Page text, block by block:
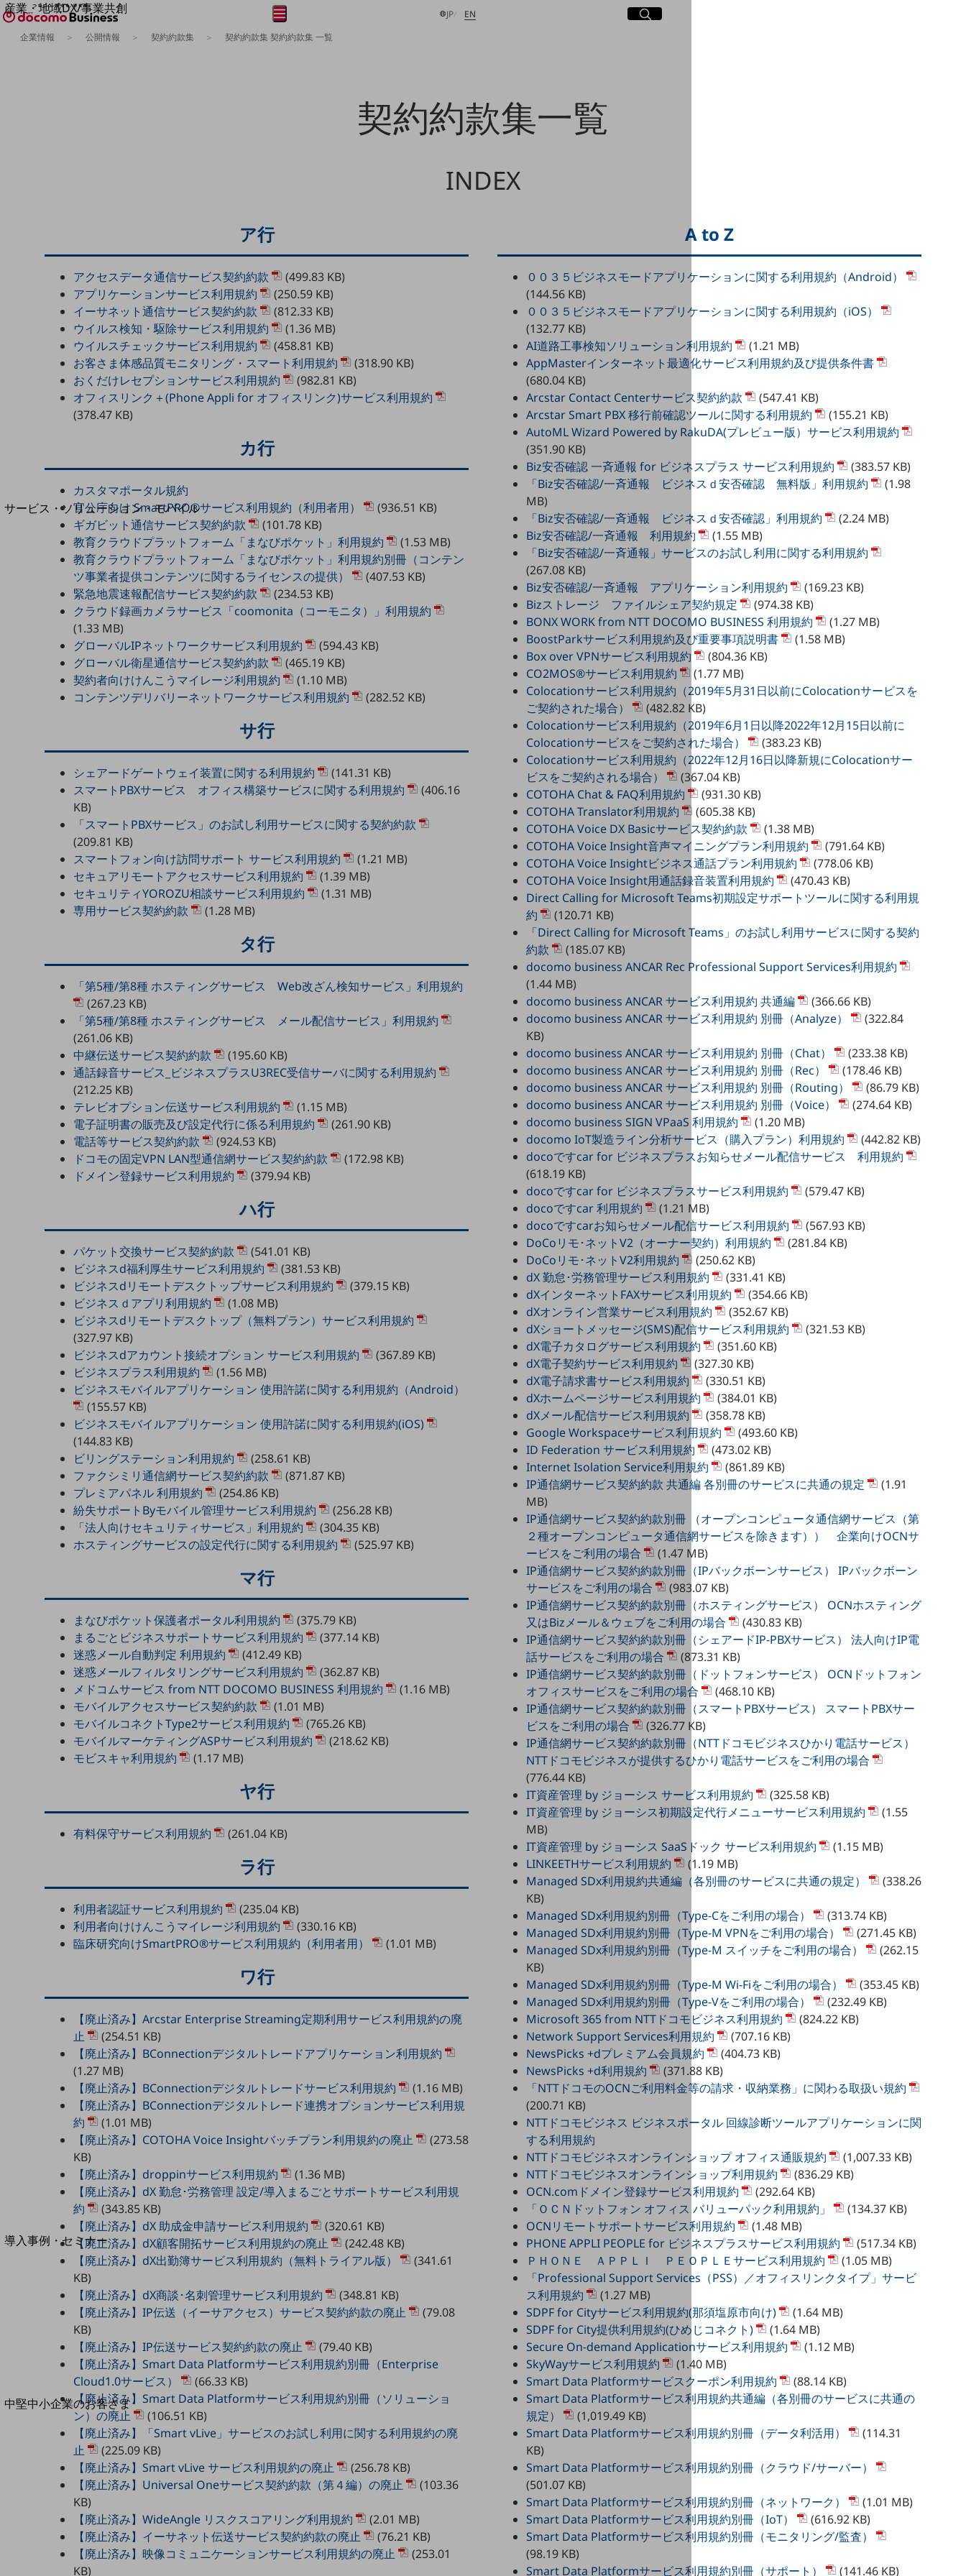
産業・地域DX/事業共創
OPEN HUB for Plural Futures
Smart Worksite
生成AI(Generative AI)
地域の取り組み
地域社会を支える皆さまと地域課題の解決や
地域経済のさらなる活性化に取り組みます
自治体・地域社会との共創
LGPF(Local Government Platform)
サービス・ソリューション・モバイル
サービス・ソリューションTOP
DXに関する課題を解決する
サービス・ソリューションをご紹介
カテゴリーで探す
カテゴリーで探すTOP
ネットワーク・モバイル
クラウド・データセンター
電話・映像コミュニケーション
業務支援・マーケティング
課題・ニーズで探す
課題・ニーズで探すTOP
マーケティング
地域共創・地方創生
セキュリティ対策
顧客体験（CX）改善
自動化・省電化
キーワードで探す
モバイルTOP
法人向けスマホ・携帯に関する、
おすすめの機種、料金やサービスをご紹介
タフネススマートフォン
データ通信製品
ドコモケータイ
5G対応ホームルーター
通信モジュール製品
IOT完了済みメーカーブランド製品
ドコモBiz データ無制限 ドコモ MAX ドコモ mini ドコモBiz かけ放題
IoT向け回線料金
home5Gプラン
運用保守・故障紛失サポート
回線・ネットワーク
別ウィンドウで開きます
サービスをご利用中のお客さま
導入事例・セミナー
導入事例TOP
最新の導入事例や注目の導入事例をご紹介します
開催・出展する各種セミナー、イベント情報をご紹介します
別ウィンドウで開きます
中堅中小企業のお客さま
NTTドコモビジネスウォッチ
ビジネスお役立ち情報
旬な話題やお役立ち資料などDXの課題を
解決するヒントをお届けする記事サイト
お役立ち資料ダウンロード
トレンド記事特集
中堅中小企業向け
サービス・ソリューション
JP日本語
ENEnglish サイト内検索
開く
メニュー
開く
検索する
企業情報 公開情報 契約約款集 契約約款集 契約約款集 一覧
契約約款集一覧
INDEX
ア行
アクセスデータ通信サービス契約約款
(499.83 KB)
アプリケーションサービス利用規約
(250.59 KB)
イーサネット通信サービス契約約款
(812.33 KB)
ウイルス検知・駆除サービス利用規約
(1.36 MB)
ウイルスチェックサービス利用規約
(458.81 KB)
お客さま体感品質モニタリング・スマート利用規約
(318.90 KB)
おくだけレセプションサービス利用規約
(982.81 KB)
オフィスリンク＋(Phone Appli for オフィスリンク)サービス利用規約
(378.47 KB)
カ行
カスタマポータル規約
官公庁向け SmartPRO®サービス利用規約（利用者用）
(936.51 KB)
ギガビット通信サービス契約約款
(101.78 KB)
教育クラウドプラットフォーム「まなびポケット」利用規約
(1.53 MB)
教育クラウドプラットフォーム「まなびポケット」利用規約別冊（コンテン
ツ事業者提供コンテンツに関するライセンスの提供）
(407.53 KB)
緊急地震速報配信サービス契約約款
(234.53 KB)
クラウド録画カメラサービス「coomonita（コーモニタ）」利用規約
(1.33 MB)
グローバルIPネットワークサービス利用規約
(594.43 KB)
グローバル衛星通信サービス契約約款
(465.19 KB)
契約者向けけんこうマイレージ利用規約
(1.10 MB)
コンテンツデリバリーネットワークサービス利用規約
(282.52 KB)
サ行
シェアードゲートウェイ装置に関する利用規約
(141.31 KB)
スマートPBXサービス オフィス構築サービスに関する利用規約
(406.16
KB)
「スマートPBXサービス」のお試し利用サービスに関する契約約款
(209.81 KB)
スマートフォン向け訪問サポート サービス利用規約
(1.21 MB)
セキュアリモートアクセスサービス利用規約
(1.39 MB)
セキュリティYOROZU相談サービス利用規約
(1.31 MB)
専用サービス契約約款
(1.28 MB)
タ行
「第5種/第8種 ホスティングサービス Web改ざん検知サービス」利用規約
(267.23 KB)
「第5種/第8種 ホスティングサービス メール配信サービス」利用規約
(261.06 KB)
中継伝送サービス契約約款
(195.60 KB)
通話録音サービス_ビジネスプラスU3REC受信サーバに関する利用規約
(212.25 KB)
テレビオプション伝送サービス利用規約
(1.15 MB)
電子証明書の販売及び設定代行に係る利用規約
(261.90 KB)
電話等サービス契約約款
(924.53 KB)
ドコモの固定VPN LAN型通信網サービス契約約款
(172.98 KB)
ドメイン登録サービス利用規約
(379.94 KB)
ハ行
パケット交換サービス契約約款
(541.01 KB)
ビジネスd福利厚生サービス利用規約
(381.53 KB)
ビジネスdリモートデスクトップサービス利用規約
(379.15 KB)
ビジネスｄアプリ利用規約
(1.08 MB)
ビジネスdリモートデスクトップ（無料プラン）サービス利用規約
(327.97 KB)
ビジネスdアカウント接続オプション サービス利用規約
(367.89 KB)
ビジネスプラス利用規約
(1.56 MB)
ビジネスモバイルアプリケーション 使用許諾に関する利用規約（Android）
(155.57 KB)
ビジネスモバイルアプリケーション 使用許諾に関する利用規約(iOS)
(144.83 KB)
ビリングステーション利用規約
(258.61 KB)
ファクシミリ通信網サービス契約約款
(871.87 KB)
プレミアパネル 利用規約
(254.86 KB)
紛失サポートByモバイル管理サービス利用規約
(256.28 KB)
「法人向けセキュリティサービス」利用規約
(304.35 KB)
ホスティングサービスの設定代行に関する利用規約
(525.97 KB)
マ行
まなびポケット保護者ポータル利用規約
(375.79 KB)
まるごとビジネスサポートサービス利用規約
(377.14 KB)
迷惑メール自動判定 利用規約
(412.49 KB)
迷惑メールフィルタリングサービス利用規約
(362.87 KB)
メドコムサービス from NTT DOCOMO BUSINESS 利用規約
(1.16 MB)
モバイルアクセスサービス契約約款
(1.01 MB)
モバイルコネクトType2サービス利用規約
(765.26 KB)
モバイルマーケティングASPサービス利用規約
(218.62 KB)
モビスキャ利用規約
(1.17 MB)
ヤ行
有料保守サービス利用規約 (261.04 KB)
ラ行
利用者認証サービス利用規約
(235.04 KB)
利用者向けけんこうマイレージ利用規約
(330.16 KB)
臨床研究向けSmartPRO®サービス利用規約（利用者用）
(1.01 MB)
ワ行
【廃止済み】Arcstar Enterprise Streaming定期利用サービス利用規約の廃
止
(254.51 KB)
【廃止済み】BConnectionデジタルトレードアプリケーション利用規約
(1.27 MB)
【廃止済み】BConnectionデジタルトレードサービス利用規約
(1.16 MB)
【廃止済み】BConnectionデジタルトレード連携オプションサービス利用規
約
(1.01 MB)
【廃止済み】COTOHA Voice Insightバッチプラン利用規約の廃止
(273.58
KB)
【廃止済み】droppinサービス利用規約
(1.36 MB)
【廃止済み】dX 勤怠･労務管理 設定/導入まるごとサポートサービス利用規
約
(343.85 KB)
【廃止済み】dX 助成金申請サービス利用規約
(320.61 KB)
【廃止済み】dX顧客開拓サービス利用規約の廃止
(242.48 KB)
【廃止済み】dX出勤簿サービス利用規約（無料トライアル版）
(341.61
KB)
【廃止済み】dX商談･名刺管理サービス利用規約
(348.81 KB)
【廃止済み】IP伝送（イーサアクセス）サービス契約約款の廃止
(79.08
KB)
【廃止済み】IP伝送サービス契約約款の廃止
(79.40 KB)
【廃止済み】Smart Data Platformサービス利用規約別冊（Enterprise
Cloud1.0サービス）
(66.33 KB)
【廃止済み】Smart Data Platformサービス利用規約別冊（ソリューショ
ン）の廃止
(106.51 KB)
【廃止済み】「Smart vLive」サービスのお試し利用に関する利用規約の廃
止
(225.09 KB)
【廃止済み】Smart vLive サービス利用規約の廃止
(256.78 KB)
【廃止済み】Universal Oneサービス契約約款（第４編）の廃止
(103.36
KB)
【廃止済み】WideAngle リスクスコアリング利用規約
(2.01 MB)
【廃止済み】イーサネット伝送サービス契約約款の廃止
(76.21 KB)
【廃止済み】映像コミュニケーションサービス利用規約の廃止
(253.01
KB)
A to Z
００３５ビジネスモードアプリケーションに関する利用規約（Android）
(144.56 KB)
００３５ビジネスモードアプリケーションに関する利用規約（iOS）
(132.77 KB)
AI道路工事検知ソリューション利用規約
(1.21 MB)
AppMasterインターネット最適化サービス利用規約及び提供条件書
(680.04 KB)
Arcstar Contact Centerサービス契約約款
(547.41 KB)
Arcstar Smart PBX 移行前確認ツールに関する利用規約
(155.21 KB)
AutoML Wizard Powered by RakuDA(プレビュー版）サービス利用規約
(351.90 KB)
Biz安否確認 一斉通報 for ビジネスプラス サービス利用規約
(383.57 KB)
「Biz安否確認/一斉通報 ビジネスｄ安否確認 無料版」利用規約
(1.98
MB)
「Biz安否確認/一斉通報 ビジネスｄ安否確認」利用規約
(2.24 MB)
Biz安否確認/一斉通報 利用規約
(1.55 MB)
「Biz安否確認/一斉通報」サービスのお試し利用に関する利用規約
(267.08 KB)
Biz安否確認/一斉通報 アプリケーション利用規約
(169.23 KB)
Bizストレージ ファイルシェア契約規定
(974.38 KB)
BONX WORK from NTT DOCOMO BUSINESS 利用規約
(1.27 MB)
BoostParkサービス利用規約及び重要事項説明書
(1.58 MB)
Box over VPNサービス利用規約
(804.36 KB)
CO2MOS®サービス利用規約
(1.77 MB)
Colocationサービス利用規約（2019年5月31日以前にColocationサービスを
ご契約された場合）
(482.82 KB)
Colocationサービス利用規約（2019年6月1日以降2022年12月15日以前に
Colocationサービスをご契約された場合）
(383.23 KB)
Colocationサービス利用規約（2022年12月16日以降新規にColocationサー
ビスをご契約される場合）
(367.04 KB)
COTOHA Chat & FAQ利用規約
(931.30 KB)
COTOHA Translator利用規約
(605.38 KB)
COTOHA Voice DX Basicサービス契約約款
(1.38 MB)
COTOHA Voice Insight音声マイニングプラン利用規約
(791.64 KB)
COTOHA Voice Insightビジネス通話プラン利用規約
(778.06 KB)
COTOHA Voice Insight用通話録音装置利用規約
(470.43 KB)
Direct Calling for Microsoft Teams初期設定サポートツールに関する利用規
約
(120.71 KB)
「Direct Calling for Microsoft Teams」のお試し利用サービスに関する契約
約款
(185.07 KB)
docomo business ANCAR Rec Professional Support Services利用規約
(1.44 MB)
docomo business ANCAR サービス利用規約 共通編
(366.66 KB)
docomo business ANCAR サービス利用規約 別冊（Analyze）
(322.84
KB)
docomo business ANCAR サービス利用規約 別冊（Chat）
(233.38 KB)
docomo business ANCAR サービス利用規約 別冊（Rec）
(178.46 KB)
docomo business ANCAR サービス利用規約 別冊（Routing）
(86.79 KB)
docomo business ANCAR サービス利用規約 別冊（Voice）
(274.64 KB)
docomo business SIGN VPaaS 利用規約
(1.20 MB)
docomo IoT製造ライン分析サービス（購入プラン）利用規約
(442.82 KB)
docoですcar for ビジネスプラスお知らせメール配信サービス 利用規約
(618.19 KB)
docoですcar for ビジネスプラスサービス利用規約
(579.47 KB)
docoですcar 利用規約
(1.21 MB)
docoですcarお知らせメール配信サービス利用規約
(567.93 KB)
DoCoリモ･ネットV2（オーナー契約）利用規約
(281.84 KB)
DoCoリモ･ネットV2利用規約
(250.62 KB)
dX 勤怠･労務管理サービス利用規約
(331.41 KB)
dXインターネットFAXサービス利用規約
(354.66 KB)
dXオンライン営業サービス利用規約
(352.67 KB)
dXショートメッセージ(SMS)配信サービス利用規約
(321.53 KB)
dX電子カタログサービス利用規約
(351.60 KB)
dX電子契約サービス利用規約
(327.30 KB)
dX電子請求書サービス利用規約
(330.51 KB)
dXホームページサービス利用規約
(384.01 KB)
dXメール配信サービス利用規約
(358.78 KB)
Google Workspaceサービス利用規約
(493.60 KB)
ID Federation サービス利用規約
(473.02 KB)
Internet Isolation Service利用規約
(861.89 KB)
IP通信網サービス契約約款 共通編 各別冊のサービスに共通の規定
(1.91
MB)
IP通信網サービス契約約款別冊 （オープンコンピュータ通信網サービス（第
２種オープンコンピュータ通信網サービスを除きます）） 企業向けOCNサ
ービスをご利用の場合
(1.47 MB)
IP通信網サービス契約約款別冊（IPバックボーンサービス） IPバックボーン
サービスをご利用の場合
(983.07 KB)
IP通信網サービス契約約款別冊（ホスティングサービス） OCNホスティング
又はBizメール＆ウェブをご利用の場合
(430.83 KB)
IP通信網サービス契約約款別冊（シェアードIP-PBXサービス） 法人向けIP電
話サービスをご利用の場合
(873.31 KB)
IP通信網サービス契約約款別冊（ドットフォンサービス） OCNドットフォン
オフィスサービスをご利用の場合
(468.10 KB)
IP通信網サービス契約約款別冊（スマートPBXサービス） スマートPBXサー
ビスをご利用の場合
(326.77 KB)
IP通信網サービス契約約款別冊（NTTドコモビジネスひかり電話サービス）
NTTドコモビジネスが提供するひかり電話サービスをご利用の場合
(776.44 KB)
IT資産管理 by ジョーシス サービス利用規約
(325.58 KB)
IT資産管理 by ジョーシス初期設定代行メニューサービス利用規約
(1.55
MB)
IT資産管理 by ジョーシス SaaSドック サービス利用規約
(1.15 MB)
LINKEETHサービス利用規約
(1.19 MB)
Managed SDx利用規約共通編（各別冊のサービスに共通の規定）
(338.26
KB)
Managed SDx利用規約別冊（Type-Cをご利用の場合）
(313.74 KB)
Managed SDx利用規約別冊（Type-M VPNをご利用の場合）
(271.45 KB)
Managed SDx利用規約別冊（Type-M スイッチをご利用の場合）
(262.15
KB)
Managed SDx利用規約別冊（Type-M Wi-Fiをご利用の場合）
(353.45 KB)
Managed SDx利用規約別冊（Type-Vをご利用の場合）
(232.49 KB)
Microsoft 365 from NTTドコモビジネス利用規約
(824.22 KB)
Network Support Services利用規約
(707.16 KB)
NewsPicks +dプレミアム会員規約
(404.73 KB)
NewsPicks +d利用規約
(371.88 KB)
「NTTドコモのOCNご利用料金等の請求・収納業務」に関わる取扱い規約
(200.71 KB)
NTTドコモビジネス ビジネスポータル 回線診断ツールアプリケーションに関
する利用規約
NTTドコモビジネスオンラインショップ オフィス通販規約
(1,007.33 KB)
NTTドコモビジネスオンラインショップ利用規約
(836.29 KB)
OCN.comドメイン登録サービス利用規約
(292.64 KB)
「ＯＣＮドットフォン オフィス バリューパック利用規約」
(134.37 KB)
OCNリモートサポートサービス利用規約
(1.48 MB)
PHONE APPLI PEOPLE for ビジネスプラスサービス利用規約
(517.34 KB)
ＰＨＯＮＥ ＡＰＰＬＩ ＰＥＯＰＬＥサービス利用規約
(1.05 MB)
「Professional Support Services（PSS）／オフィスリンクタイプ」サービ
ス利用規約
(1.27 MB)
SDPF for Cityサービス利用規約(那須塩原市向け)
(1.64 MB)
SDPF for City提供利用規約(ひめじコネクト)
(1.64 MB)
Secure On-demand Applicationサービス利用規約
(1.12 MB)
SkyWayサービス利用規約
(1.40 MB)
Smart Data Platformサービスクーポン利用規約
(88.14 KB)
Smart Data Platformサービス利用規約共通編（各別冊のサービスに共通の
規定）
(1,019.49 KB)
Smart Data Platformサービス利用規約別冊（データ利活用）
(114.31
KB)
Smart Data Platformサービス利用規約別冊（クラウド/サーバー）
(501.07 KB)
Smart Data Platformサービス利用規約別冊（ネットワーク）
(1.01 MB)
Smart Data Platformサービス利用規約別冊（IoT）
(616.92 KB)
Smart Data Platformサービス利用規約別冊（モニタリング/監査）
(98.19 KB)
Smart Data Platformサービス利用規約別冊（サポート）
(141.46 KB)